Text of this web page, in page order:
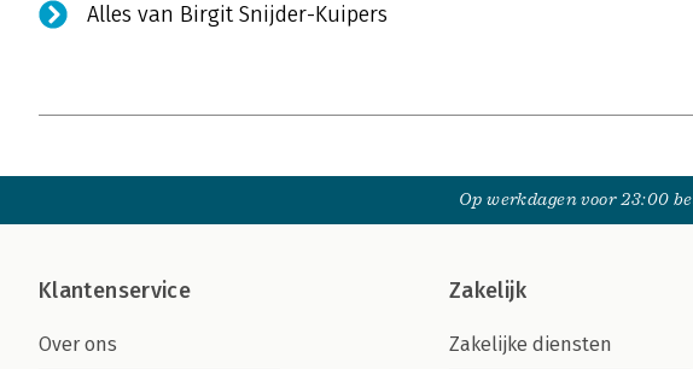
Alles van Birgit Snijder-Kuipers
Op werkdagen voor 23:00
Klantenservice
Over ons
Zakelijk
Zakelijke diensten